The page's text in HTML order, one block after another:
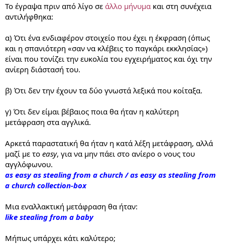
t
r
Το έγραψα πριν από λίγο σε άλλο μήνυμα και στη συνέχεια
αντιλήφθηκα:
α) Ότι ένα ενδιαφέρον στοιχείο που έχει η έκφραση (όπως
και η σπανιότερη «σαν να κλέβεις το παγκάρι εκκλησίας»)
είναι που τονίζει την ευκολία του εγχειρήματος και όχι την
ανίερη διάστασή του.
β) Ότι δεν την έχουν τα δύο γνωστά λεξικά που κοίταξα.
γ) Ότι δεν είμαι βέβαιος ποια θα ήταν η καλύτερη
μετάφραση στα αγγλικά.
Αρκετά παραστατική θα ήταν η κατά λέξη μετάφραση, αλλά
μαζί με το easy, για να μην πάει στο ανίερο ο νους του
αγγλόφωνου.
as easy as stealing from a church / as easy as stealing from
a church collection-box
Μια εναλλακτική μετάφραση θα ήταν:
like stealing from a baby
Μήπως υπάρχει κάτι καλύτερο;